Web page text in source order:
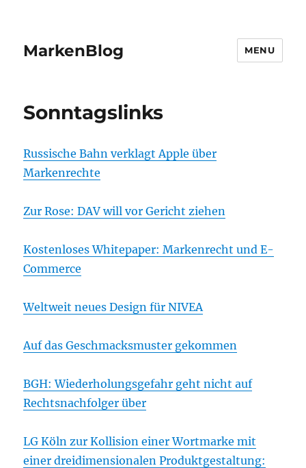
MarkenBlog MENU
Sonntagslinks
Russische Bahn verklagt Apple über
Markenrechte
Zur Rose: DAV will vor Gericht ziehen
Kostenloses Whitepaper: Markenrecht und E-
Commerce
Weltweit neues Design für NIVEA
Auf das Geschmacksmuster gekommen
BGH: Wiederholungsgefahr geht nicht auf
Rechtsnachfolger über
LG Köln zur Kollision einer Wortmarke mit
einer dreidimensionalen Produktgestaltung: